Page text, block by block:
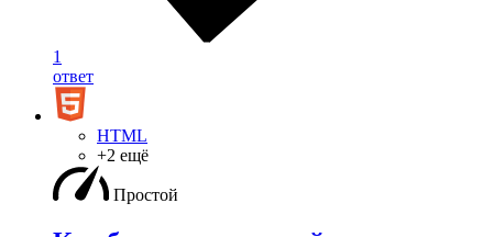
1
ответ
HTML
+2 ещё
Простой